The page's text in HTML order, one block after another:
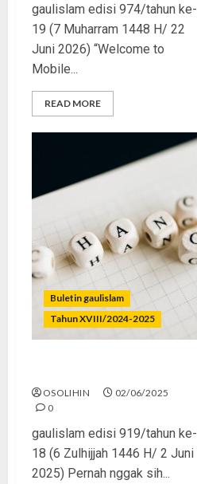
gaulislam edisi 974/tahun ke-
19 (7 Muharram 1448 H/ 22
Juni 2026) “Welcome to
Mobile...
READ MORE
Buletin gaulislam
Tahun XVIII/2024-2025
OSOLIHIN
02/06/2025
0
gaulislam edisi 919/tahun ke-
18 (6 Zulhijjah 1446 H/ 2 Juni
2025) Pernah nggak sih...